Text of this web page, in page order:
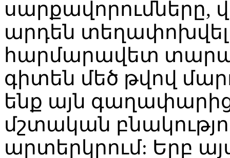
սարքավորումները,
արդեն տեղափոխվել
հարմարավետ
գիտեն մեծ թվով
ենք այն
մշտական
արտերկրում: Երբ